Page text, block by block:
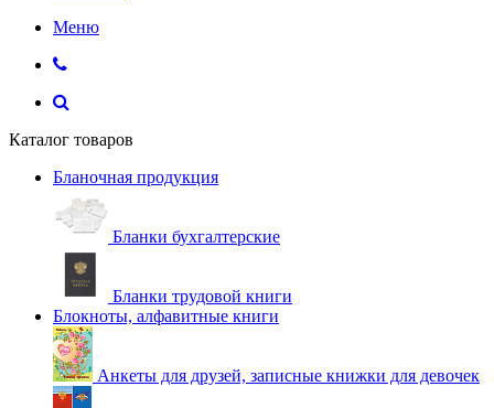
Меню
Каталог товаров
Бланочная продукция
Бланки бухгалтерские
Бланки трудовой книги
Блокноты, алфавитные книги
Анкеты для друзей, записные книжки для девочек